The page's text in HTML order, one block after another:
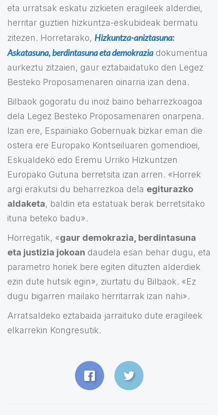
eta urratsak eskatu zizkieten eragileek alderdiei,
herritar guztien hizkuntza-eskubideak bermatu
zitezen. Horretarako, Hizkuntza-aniztasuna:
Askatasuna, berdintasuna eta demokraziadokumentua
aurkeztu zitzaien, gaur eztabaidatuko den Legez
Besteko Proposamenaren oinarria izan dena.
Bilbaok gogoratu du inoiz baino beharrezkoagoa
dela Legez Besteko Proposamenaren onarpena.
Izan ere, Espainiako Gobernuak bizkar eman die
ostera ere Europako Kontseiluaren gomendioei,
Eskualdeko edo Eremu Urriko Hizkuntzen
Europako Gutuna berretsita izan arren. «Horrek
argi erakutsi du beharrezkoa dela egiturazko
aldaketa, baldin eta estatuak berak berretsitako
ituna beteko badu».
Horregatik, «gaur demokrazia, berdintasuna
eta justizia jokoan daudela esan behar dugu, eta
parametro horiek bere egiten dituzten alderdiek
ezin dute hutsik egin», ziurtatu du Bilbaok. «Ez
dugu bigarren mailako herritarrak izan nahi».
Arratsaldeko eztabaida jarraituko dute eragileek
elkarrekin Kongresutik.